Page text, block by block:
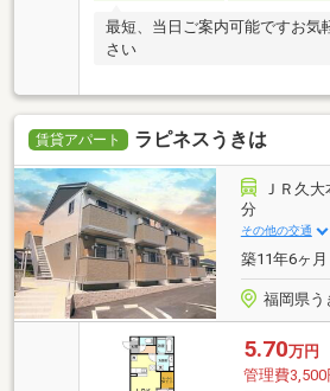
最短、当日ご案内可能ですお気
さい
賃貸アパート ラピネスうきは
ＪＲ久
分
その他の交通
築11年6ヶ
福岡県う
5.70万円
管理費3,500